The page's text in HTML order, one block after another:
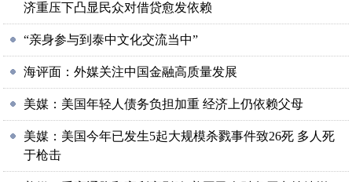
济重压下凸显民众对借贷愈发依赖
“亲身参与到泰中文化交流当中”
海评面：外媒关注中国金融高质量发展
美媒：美国年轻人债务负担加重 经济上仍依赖父母
美媒：美国今年已发生5起大规模杀戮事件致26死 多人死
于枪击